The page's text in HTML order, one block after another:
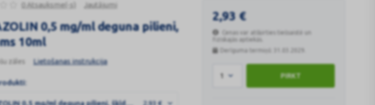
0 Atsauksme(-s) Jautājumi
0,5 mg/ml deguna pilieni,
10ml
zāles Lietošanas instrukcija
GALAZOLIN 0,5 mg/ml deguna pilieni, šķīdums 10ml 2,93€
2,93 €
Cenas var atšķirties tiešsaistē un
fiziskajās aptiekās.
Derīguma termiņš: 31.03.2029.
1 PIRKT